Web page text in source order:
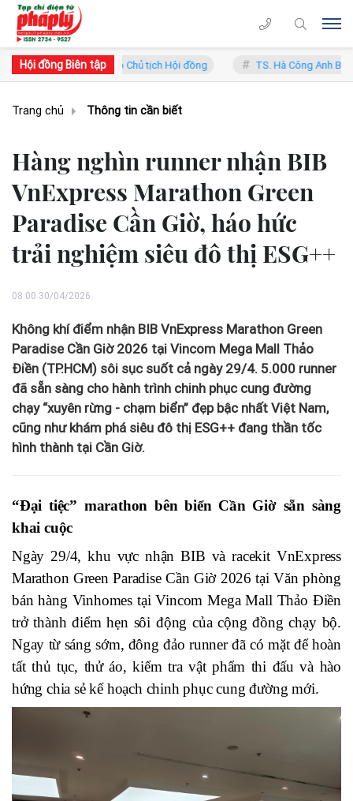
Hội đồng Biên tập
Lý - Phó Chủ tịch Hội đồng TS. Hà Công Anh Bảo - Phó Chủ tịch
Trang chủ Thông tin cần biết
Hàng nghìn runner nhận BIB
VnExpress Marathon Green
Paradise Cần Giờ, háo hức
trải nghiệm siêu đô thị ESG++
08:00 30/04/2026
Không khí điểm nhận BIB VnExpress Marathon Green
Paradise Cần Giờ 2026 tại Vincom Mega Mall Thảo
Điền (TP.HCM) sôi sục suốt cả ngày 29/4. 5.000 runner
đã sẵn sàng cho hành trình chinh phục cung đường
chạy “xuyên rừng - chạm biển” đẹp bậc nhất Việt Nam,
cũng như khám phá siêu đô thị ESG++ đang thần tốc
hình thành tại Cần Giờ.
“Đại tiệc” marathon bên biển Cần Giờ sẵn sàng
khai cuộc
Ngày 29/4, khu vực nhận BIB và racekit VnExpress
Marathon Green Paradise Cần Giờ 2026tại Văn phòng
bán hàng Vinhomes tại Vincom Mega Mall Thảo Điền
trở thành điểm hẹn sôi động của cộng đồng chạy bộ.
Ngay từ sáng sớm, đông đảo runner đã có mặt để hoàn
tất thủ tục, thử áo, kiểm tra vật phẩm thi đấu và hào
hứng chia sẻ kế hoạch chinh phục cung đường mới.